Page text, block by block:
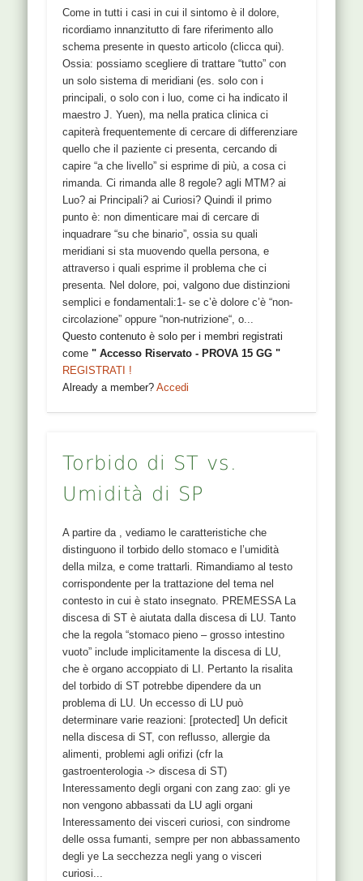
Come in tutti i casi in cui il sintomo è il dolore,
ricordiamo innanzitutto di fare riferimento allo
schema presente in questo articolo (clicca qui).
Ossia: possiamo scegliere di trattare “tutto” con
un solo sistema di meridiani (es. solo con i
principali, o solo con i luo, come ci ha indicato il
maestro J. Yuen), ma nella pratica clinica ci
capiterà frequentemente di cercare di differenziare
quello che il paziente ci presenta, cercando di
capire “a che livello” si esprime di più, a cosa ci
rimanda. Ci rimanda alle 8 regole? agli MTM? ai
Luo? ai Principali? ai Curiosi? Quindi il primo
punto è: non dimenticare mai di cercare di
inquadrare “su che binario”, ossia su quali
meridiani si sta muovendo quella persona, e
attraverso i quali esprime il problema che ci
presenta. Nel dolore, poi, valgono due distinzioni
semplici e fondamentali:1- se c’è dolore c’è “non-
circolazione” oppure “non-nutrizione“, o...
Questo contenuto è solo per i membri registrati
come" Accesso Riservato - PROVA 15 GG "
REGISTRATI !
Already a member?Accedi
Torbido di ST vs.
Umidità di SP
A partire da , vediamo le caratteristiche che
distinguono il torbido dello stomaco e l’umidità
della milza, e come trattarli. Rimandiamo al testo
corrispondente per la trattazione del tema nel
contesto in cui è stato insegnato. PREMESSA La
discesa di ST è aiutata dalla discesa di LU. Tanto
che la regola “stomaco pieno – grosso intestino
vuoto” include implicitamente la discesa di LU,
che è organo accoppiato di LI. Pertanto la risalita
del torbido di ST potrebbe dipendere da un
problema di LU. Un eccesso di LU può
determinare varie reazioni: [protected] Un deficit
nella discesa di ST, con reflusso, allergie da
alimenti, problemi agli orifizi (cfr la
gastroenterologia -> discesa di ST)
Interessamento degli organi con zang zao: gli ye
non vengono abbassati da LU agli organi
Interessamento dei visceri curiosi, con sindrome
delle ossa fumanti, sempre per non abbassamento
degli ye La secchezza negli yang o visceri
curiosi...